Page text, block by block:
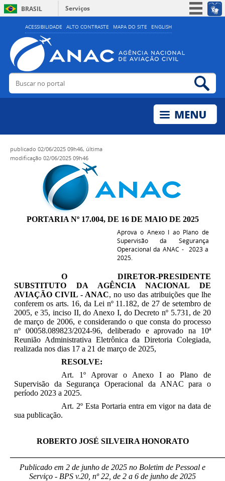
ACESSIBILIDADE ALTO CONTRASTE MAPA DO SITE ENGLISH
BRASIL
Serviços
Simplifique!
Acesso à informação
Legislação
Buscar no portal
publicado 02/06/2025 09h46, última
modificação 02/06/2025 09h46
PORTARIA Nº 17.004, DE 16 DE MAIO DE 2025
Aprova o Anexo I ao Plano de
Supervisão da Segurança
Operacional da ANAC - 2023 a
2025.
O DIRETOR-PRESIDENTE
SUBSTITUTO DA AGÊNCIA NACIONAL DE
AVIAÇÃO CIVIL - ANAC​, no uso das atribuições que lhe
conferem os arts. 16, da Lei nº 11.182, de 27 de setembro de
2005, e 35, inciso II, do Anexo I, do Decreto nº 5.731, de 20
de março de 2006, e considerando o que consta do processo
nº 00058.089823/2024-96, deliberado e aprovado na 10ª
Reunião Administrativa Eletrônica da Diretoria Colegiada,
realizada nos dias 17 a 21 de março de 2025,
RESOLVE:
Art. 1º Aprovar o Anexo I ao Plano de
Supervisão da Segurança Operacional da ANAC para o
período 2023 a 2025.
Art. 2º Esta Portaria entra em vigor na data de
sua publicação.
ROBERTO JOSÉ SILVEIRA HONORATO
Publicado em 2 de junho de 2025 no Boletim de Pessoal e
Serviço - BPS v.20, nº 22, de 2 a 6 de junho de 2025